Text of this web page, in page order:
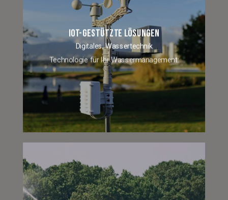
IOT-GESTÜTZTE LÖSUNGEN
Digitales,Wassertechnik
Technologie für Ihr Wassermanagement: